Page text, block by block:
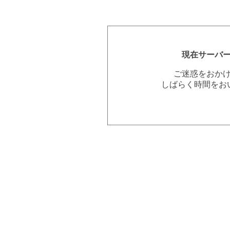
現在サーバ
ご迷惑をおか
しばらく時間を